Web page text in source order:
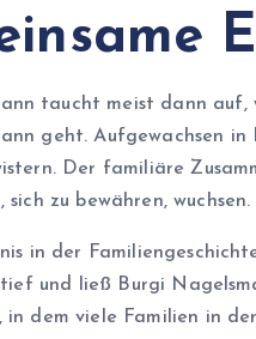
taucht meist dann auf,
geht. Aufgewachsen
Der familiäre
zu bewähren, wuchsen.
in der
und ließ Burgi
in dem viele Familien in